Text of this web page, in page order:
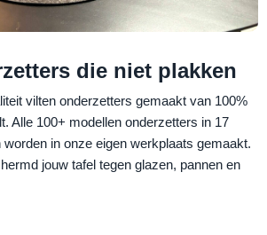
die niet plakken
vilten onderzetters gemaakt van 100%
Alle 100+ modellen onderzetters in 17
in onze eigen werkplaats gemaakt.
jouw tafel tegen glazen, pannen en